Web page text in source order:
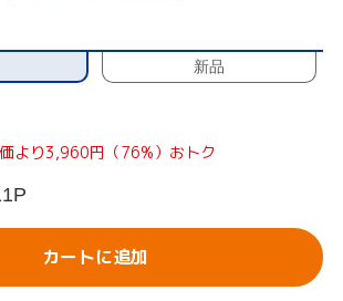
新品
より3,960円（76%）おトク
カートに追加